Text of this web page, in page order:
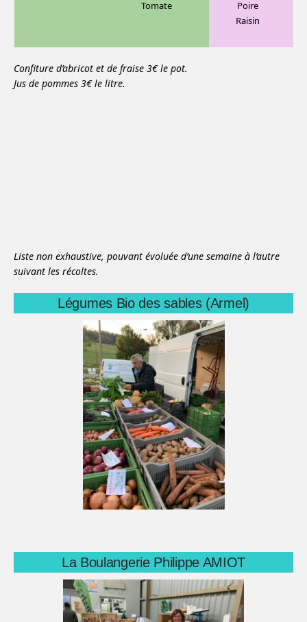
Tomate
Poire
Raisin
Confiture d’abricot et de fraise 3€ le pot.
Jus de pommes 3€ le litre.
Liste non exhaustive, pouvant évoluée d’une semaine à l’autre
suivant les récoltes.
Légumes Bio des sables (Armel)
La Boulangerie Philippe AMIOT